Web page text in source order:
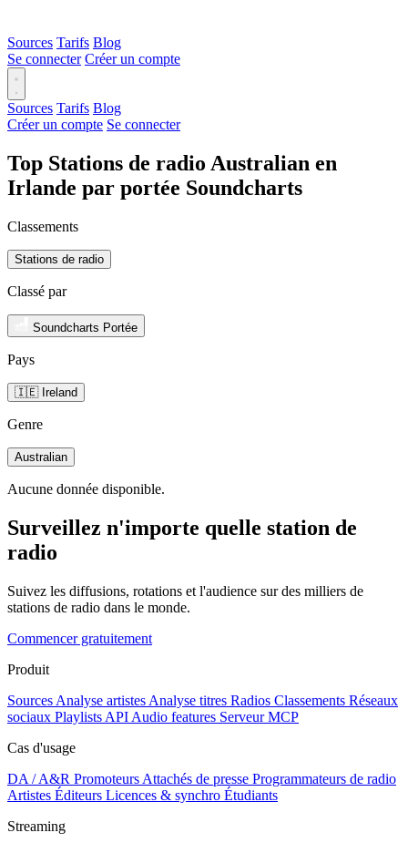
Sources Tarifs Blog
Se connecter Créer un compte
Sources Tarifs Blog
Créer un compte Se connecter
Top Stations de radio Australian en
Irlande par portée Soundcharts
Classements
Stations de radio
Classé par
Soundcharts Portée
Pays
🇮🇪 Ireland
Genre
Australian
Aucune donnée disponible.
Surveillez n'importe quelle station de
radio
Suivez les diffusions, rotations et l'audience sur des milliers de
stations de radio dans le monde.
Commencer gratuitement
Produit
Sources Analyse artistes Analyse titres Radios Classements Réseaux
sociaux Playlists API Audio features Serveur MCP
Cas d'usage
DA / A&R Promoteurs Attachés de presse Programmateurs de radio
Artistes Éditeurs Licences & synchro Étudiants
Streaming